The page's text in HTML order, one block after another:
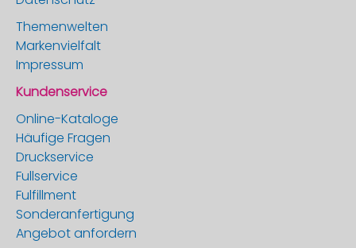
Themenwelten
Markenvielfalt
Impressum
Kundenservice
Online-Kataloge
Häufige Fragen
Druckservice
Fullservice
Fulfillment
Sonderanfertigung
Angebot anfordern